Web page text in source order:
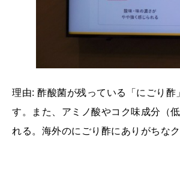
理由: 酢酸菌が残っている「にごり
す。また、アミノ酸やコク味成分（
れる。海外のにごり酢にありがちな